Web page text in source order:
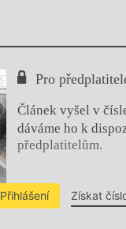
Pro
Článek vyšel v
dáváme ho k
předplatitelům.
Přihlášení Získat